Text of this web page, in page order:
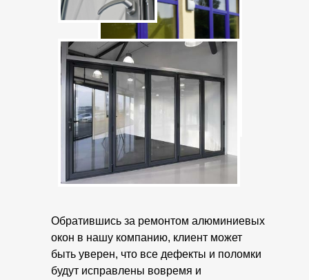
Обратившись за ремонтом алюминиевых
окон в нашу компанию, клиент может
быть уверен, что все дефекты и поломки
будут исправлены вовремя и